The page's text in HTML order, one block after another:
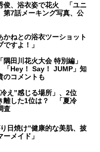
俊、浴衣姿で花火 「ユニ
第7話メーキング写真、公
かねとの浴衣ツーショット
すよ！」
田川花火大会 特別編」
Hey！ Say！ JUMP」知
のコメントも
冷え”感じる場所」、2位
離した1位は？ 「夏冷
査
日焼け”健康的な美肌、披
メイド」